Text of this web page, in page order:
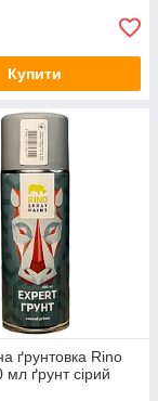
Купити
ґрунтовка Rino
ґрунт сірий